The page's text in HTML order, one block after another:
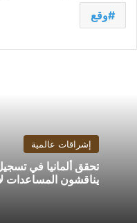
وقع
إشراقات عالمية
تحقق ألمانيا في
يناقشون المساعدات